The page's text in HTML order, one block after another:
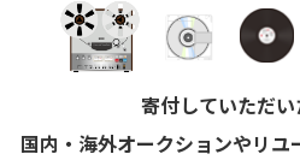
寄付していただいたメ
国内・海外オークションやリ